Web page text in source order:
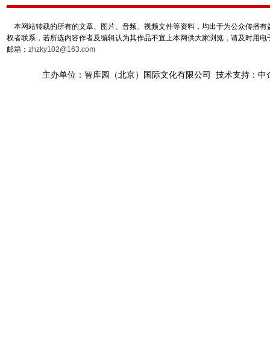
本网站转载的所有的文章、图片、音频、视频文件等资料，均出于为公众传播
权者联系，若所选内容作者及编辑认为其作品不宜上本网供大家浏览，请及时用
邮箱： zhzky102@163.com
主办单位：智库园（北京）国际文化有限公司 技术支持：